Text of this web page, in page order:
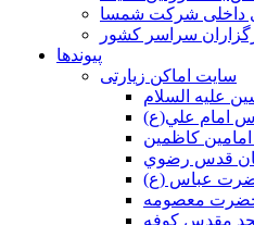
داخلی شرکت شمسا
سراسر کشور
پیوندها
سایت اماکن زیارتی
عليه السلام
امام علي(ع)
كاظمين
قدس رضوي
عباس (ع)
حضرت معصومه
مقدس كوفه